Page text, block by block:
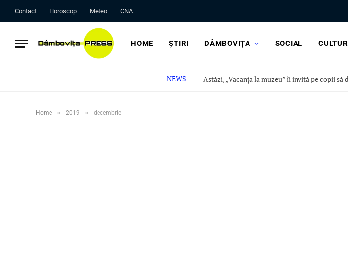
Contact Horoscop Meteo CNA
HOME ȘTIRI DÂMBOVIȚA SOCIAL
NEWS
Home » 2019 » decembrie